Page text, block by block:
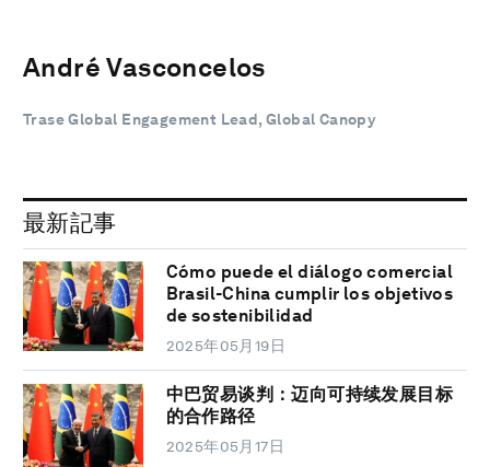
André Vasconcelos
Trase Global Engagement Lead, Global Canopy
最新記事
Cómo puede el diálogo comercial
Brasil-China cumplir los objetivos
de sostenibilidad
2025年05月19日
中巴贸易谈判：迈向可持续发展目标
的合作路径
2025年05月17日